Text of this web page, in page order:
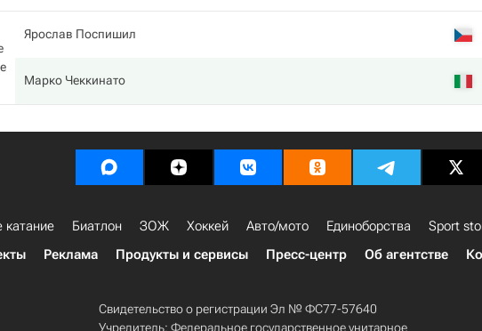
Ярослав Поспишил
Марко Чеккинато
катание Биатлон ЗОЖ Хоккей Авто/мото Единоборства Sport
Реклама Продукты и сервисы Пресс-центр Об агентстве
Свидетельство о регистрации Эл № ФС77-57640
Учредитель: Федеральное государственное унитарное